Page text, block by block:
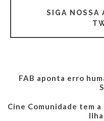
SIGA NOSSA
FAB aponta erro
Cine Comunidade tem